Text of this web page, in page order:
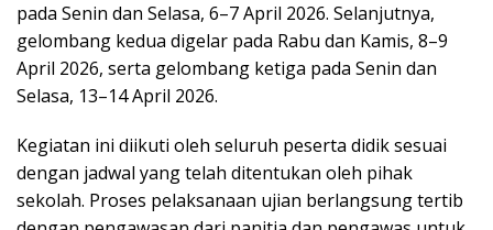
pada Senin dan Selasa, 6–7 April 2026. Selanjutnya,
gelombang kedua digelar pada Rabu dan Kamis, 8–9
April 2026, serta gelombang ketiga pada Senin dan
Selasa, 13–14 April 2026.
Kegiatan ini diikuti oleh seluruh peserta didik sesuai
dengan jadwal yang telah ditentukan oleh pihak
sekolah. Proses pelaksanaan ujian berlangsung tertib